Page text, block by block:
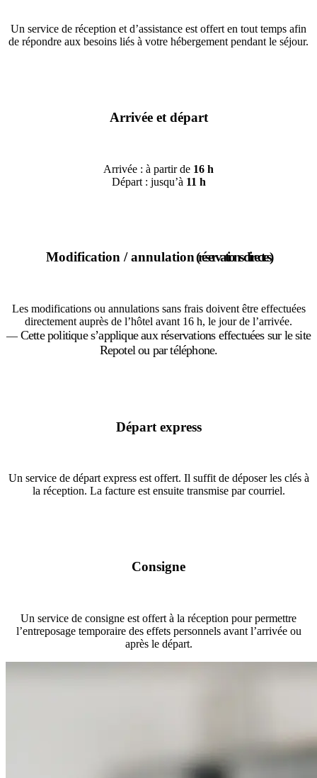
Un service de réception et d’assistance est offert en tout temps afin
de répondre aux besoins liés à votre hébergement pendant le séjour.
Arrivée et départ
Arrivée : à partir de 16 h
Départ : jusqu’à 11 h
Modification / annulation(réservations directes)
Les modifications ou annulations sans frais doivent être effectuées
directement auprès de l’hôtel avant 16 h, le jour de l’arrivée.
― Cette politique s’applique aux réservations effectuées sur le site
Repotel ou par téléphone.
Départ express
Un service de départ express est offert. Il suffit de déposer les clés à
la réception. La facture est ensuite transmise par courriel.
Consigne
Un service de consigne est offert à la réception pour permettre
l’entreposage temporaire des effets personnels avant l’arrivée ou
après le départ.